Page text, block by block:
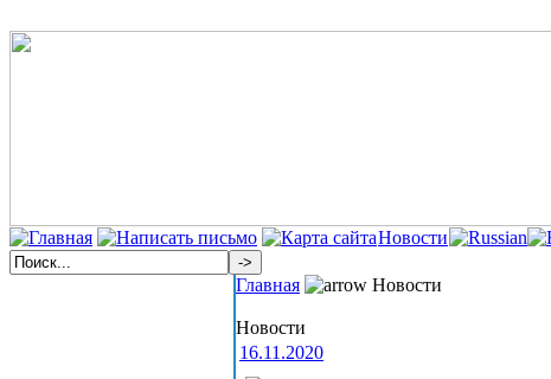
Новости
Главная Новости
Новости
16.11.2020